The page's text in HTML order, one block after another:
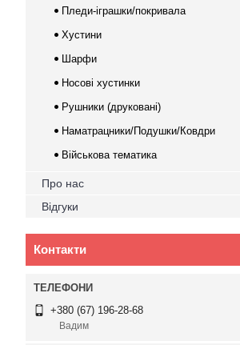
Пледи-іграшки/покривала
Хустини
Шарфи
Носові хустинки
Рушники (друковані)
Наматрацники/Подушки/Ковдри
Військова тематика
Про нас
Відгуки
Контакти
+380 (67) 196-28-68
Вадим